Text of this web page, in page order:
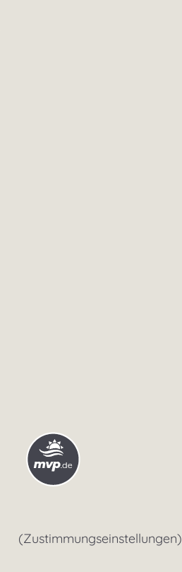
(Zustimmungseinstellungen)